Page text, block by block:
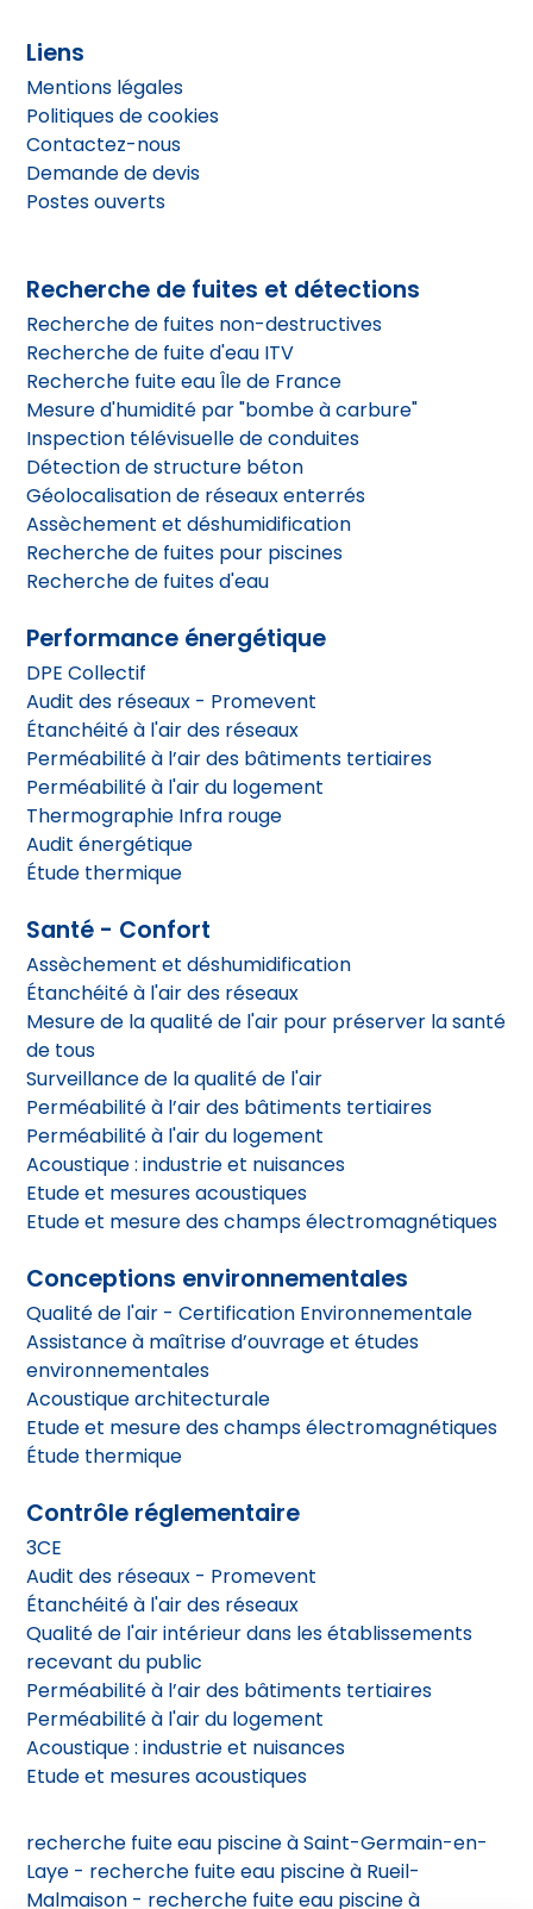
Liens
Mentions légales
Politiques de cookies
Contactez-nous
Demande de devis
Postes ouverts
Recherche de fuites et détections
Recherche de fuites non-destructives
Recherche de fuite d'eau ITV
Recherche fuite eau Île de France
Mesure d'humidité par "bombe à carbure"
Inspection télévisuelle de conduites
Détection de structure béton
Géolocalisation de réseaux enterrés
Assèchement et déshumidification
Recherche de fuites pour piscines
Recherche de fuites d'eau
Performance énergétique
DPE Collectif
Audit des réseaux - Promevent
Étanchéité à l'air des réseaux
Perméabilité à l’air des bâtiments tertiaires
Perméabilité à l'air du logement
Thermographie Infra rouge
Audit énergétique
Étude thermique
Santé - Confort
Assèchement et déshumidification
Étanchéité à l'air des réseaux
Mesure de la qualité de l'air pour préserver la santé
de tous
Surveillance de la qualité de l'air
Perméabilité à l’air des bâtiments tertiaires
Perméabilité à l'air du logement
Acoustique : industrie et nuisances
Etude et mesures acoustiques
Etude et mesure des champs électromagnétiques
Conceptions environnementales
Qualité de l'air - Certification Environnementale
Assistance à maîtrise d’ouvrage et études
environnementales
Acoustique architecturale
Etude et mesure des champs électromagnétiques
Étude thermique
Contrôle réglementaire
3CE
Audit des réseaux - Promevent
Étanchéité à l'air des réseaux
Qualité de l'air intérieur dans les établissements
recevant du public
Perméabilité à l’air des bâtiments tertiaires
Perméabilité à l'air du logement
Acoustique : industrie et nuisances
Etude et mesures acoustiques
recherche fuite eau piscine à Saint-Germain-en-
Laye - recherche fuite eau piscine à Rueil-
Malmaison - recherche fuite eau piscine à